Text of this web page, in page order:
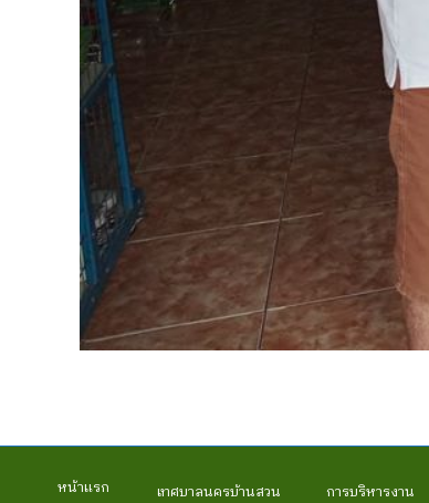
หน้าแรก
เทศบาลนครบ้านสวน การบริหารงาน